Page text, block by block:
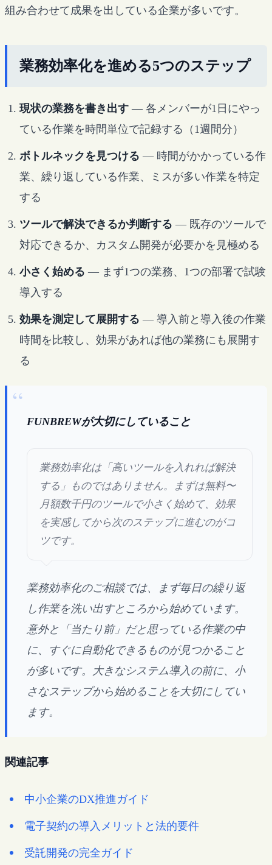
組み合わせて成果を出している企業が多いです。
業務効率化を進める5つのステップ
現状の業務を書き出す — 各メンバーが1日にやっ
ている作業を時間単位で記録する（1週間分）
ボトルネックを見つける — 時間がかかっている作
業、繰り返している作業、ミスが多い作業を特定
する
ツールで解決できるか判断する — 既存のツールで
対応できるか、カスタム開発が必要かを見極める
小さく始める — まず1つの業務、1つの部署で試験
導入する
効果を測定して展開する — 導入前と導入後の作業
時間を比較し、効果があれば他の業務にも展開す
る
FUNBREWが大切にしていること
業務効率化は「高いツールを入れれば解決
する」ものではありません。まずは無料〜
月額数千円のツールで小さく始めて、効果
を実感してから次のステップに進むのがコ
ツです。
業務効率化のご相談では、まず毎日の繰り返
し作業を洗い出すところから始めています。
意外と「当たり前」だと思っている作業の中
に、すぐに自動化できるものが見つかること
が多いです。大きなシステム導入の前に、小
さなステップから始めることを大切にしてい
ます。
関連記事
中小企業のDX推進ガイド
電子契約の導入メリットと法的要件
受託開発の完全ガイド